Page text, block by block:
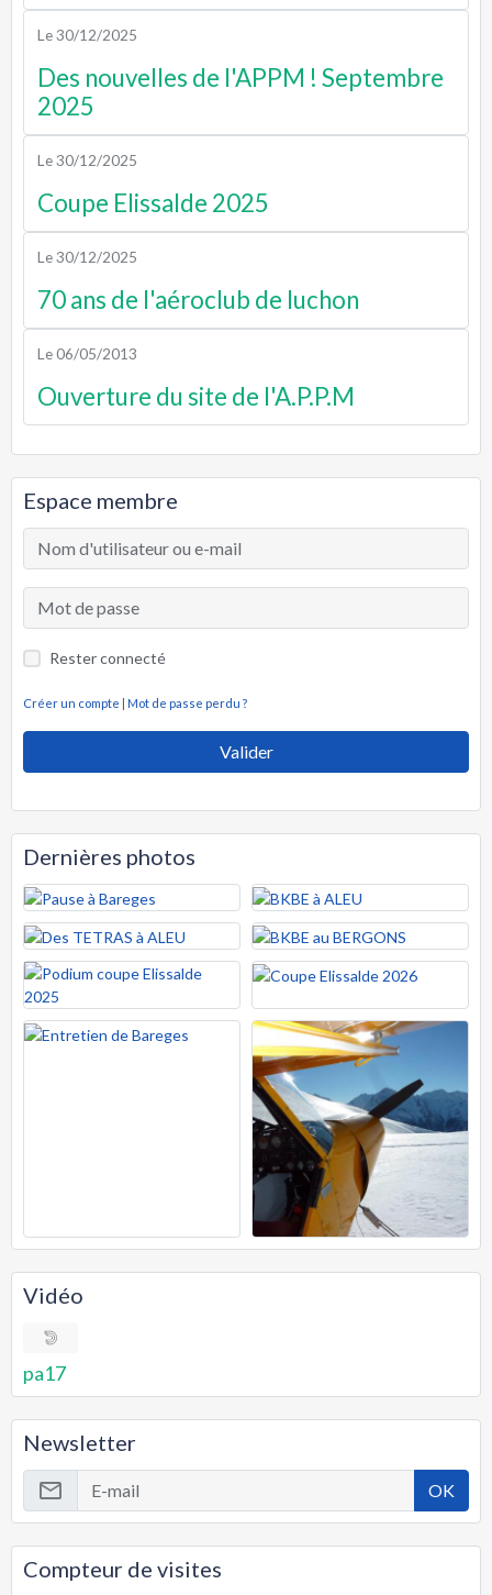
Le 30/12/2025
Des nouvelles de l'APPM ! Septembre
2025
Le 30/12/2025
Coupe Elissalde 2025
Le 30/12/2025
70 ans de l'aéroclub de luchon
Le 06/05/2013
Ouverture du site de l'A.P.P.M
Espace membre
Rester connecté
Créer un compte Mot de passe perdu ?
Valider
Dernières photos
Vidéo
pa17
Newsletter
OK
Compteur de visites